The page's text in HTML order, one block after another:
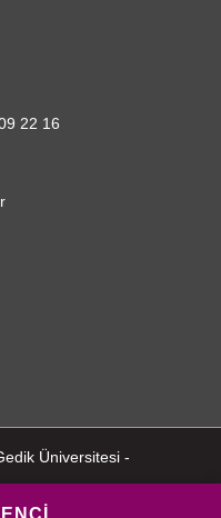
22 16
Üniversitesi -